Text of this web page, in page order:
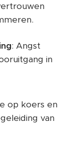
: Angst
in
op koers en
van